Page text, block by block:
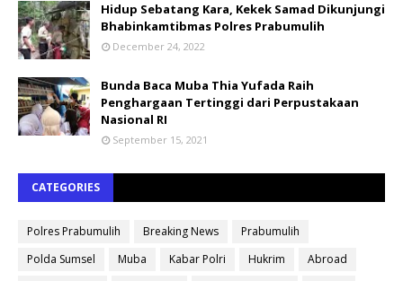
Hidup Sebatang Kara, Kekek Samad Dikunjungi
Bhabinkamtibmas Polres Prabumulih
December 24, 2022
Bunda Baca Muba Thia Yufada Raih
Penghargaan Tertinggi dari Perpustakaan
Nasional RI
September 15, 2021
CATEGORIES
Polres Prabumulih Breaking News
Prabumulih
Polda Sumsel
Muba Kabar Polri Hukrim
Abroad